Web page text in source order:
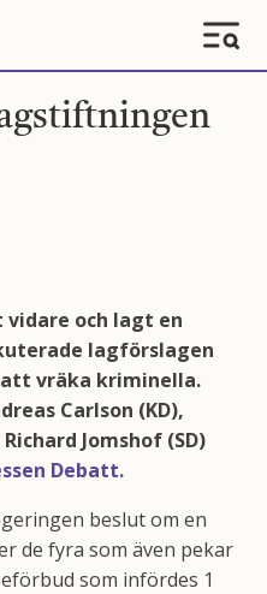
och lagt en
lagförslagen
vräka kriminella.
Carlson (KD),
Jomshof (SD)
Debatt.
beslut om en
de fyra som även pekar
som infördes 1